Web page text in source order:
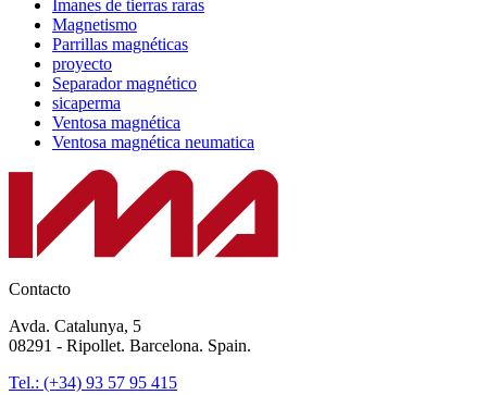
Imanes de tierras raras
Magnetismo
Parrillas magnéticas
proyecto
Separador magnético
sicaperma
Ventosa magnética
Ventosa magnética neumatica
Contacto
Avda. Catalunya, 5
08291 - Ripollet. Barcelona. Spain.
Tel.: (+34) 93 57 95 415